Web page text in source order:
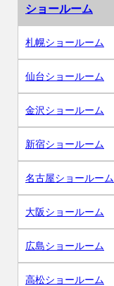
ショールーム
札幌ショールーム
仙台ショールーム
金沢ショールーム
新宿ショールーム
名古屋ショールーム
大阪ショールーム
広島ショールーム
高松ショールーム